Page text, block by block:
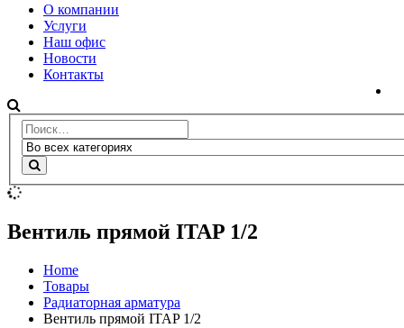
О компании
Услуги
Наш офис
Новости
Контакты
Вентиль прямой ITAP 1/2
Home
Товары
Радиаторная арматура
Вентиль прямой ITAP 1/2